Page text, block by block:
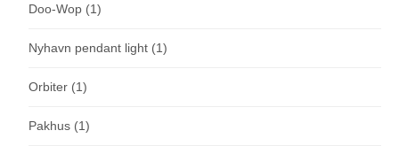
Doo-Wop (1)
Nyhavn pendant light (1)
Orbiter (1)
Pakhus (1)